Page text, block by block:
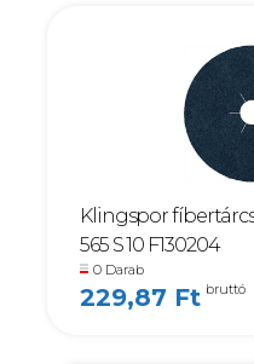
Klingspor
565 S 10 F130204
0 Darab
229,87 Ft bruttó